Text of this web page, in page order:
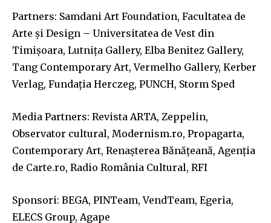
Partners: Samdani Art Foundation, Facultatea de
Arte și Design – Universitatea de Vest din
Timișoara, Lutnița Gallery, Elba Benitez Gallery,
Tang Contemporary Art, Vermelho Gallery, Kerber
Verlag, Fundația Herczeg, PUNCH, Storm Sped
Media Partners: Revista ARTA, Zeppelin,
Observator cultural, Modernism.ro, Propagarta,
Contemporary Art, Renașterea Bănățeană, Agenția
de Carte.ro, Radio România Cultural, RFI
Sponsori: BEGA, PINTeam, VendTeam, Egeria,
ELECS Group, Agape